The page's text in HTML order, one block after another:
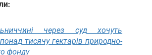
через суд хочуть
тисячу гектарів природно-
фонду